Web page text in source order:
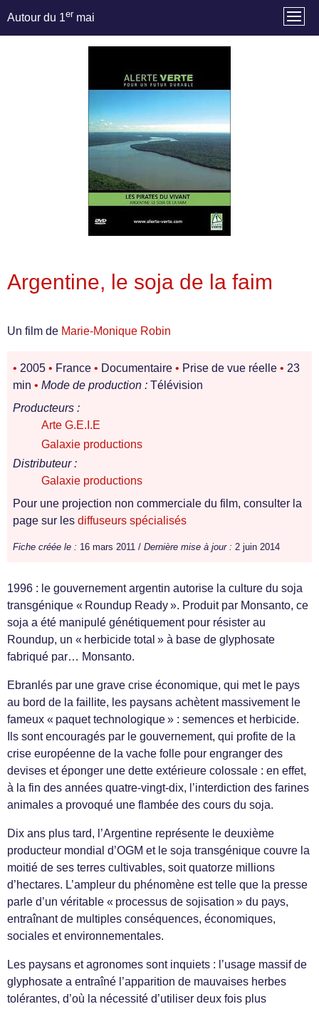
Autour du 1er mai
Argentine, le soja de la faim
Un film de Marie-Monique Robin
• 2005 • France • Documentaire • Prise de vue réelle • 23
min • Mode de production : Télévision
Producteurs :
Arte G.E.I.E
Galaxie productions
Distributeur :
Galaxie productions
Pour une projection non commerciale du film, consulter la
page sur les diffuseurs spécialisés
Fiche créée le : 16 mars 2011 / Dernière mise à jour : 2 juin 2014
1996 : le gouvernement argentin autorise la culture du soja
transgénique « Roundup Ready ». Produit par Monsanto, ce
soja a été manipulé génétiquement pour résister au
Roundup, un « herbicide total » à base de glyphosate
fabriqué par… Monsanto.
Ebranlés par une grave crise économique, qui met le pays
au bord de la faillite, les paysans achètent massivement le
fameux « paquet technologique » : semences et herbicide.
Ils sont encouragés par le gouvernement, qui profite de la
crise européenne de la vache folle pour engranger des
devises et éponger une dette extérieure colossale : en effet,
à la fin des années quatre-vingt-dix, l’interdiction des farines
animales a provoqué une flambée des cours du soja.
Dix ans plus tard, l’Argentine représente le deuxième
producteur mondial d’OGM et le soja transgénique couvre la
moitié de ses terres cultivables, soit quatorze millions
d’hectares. L’ampleur du phénomène est telle que la presse
parle d’un véritable « processus de sojisation » du pays,
entraînant de multiples conséquences, économiques,
sociales et environnementales.
Les paysans et agronomes sont inquiets : l’usage massif de
glyphosate a entraîné l’apparition de mauvaises herbes
tolérantes, d’où la nécessité d’utiliser deux fois plus